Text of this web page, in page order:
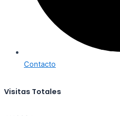
Contacto
Visitas Totales